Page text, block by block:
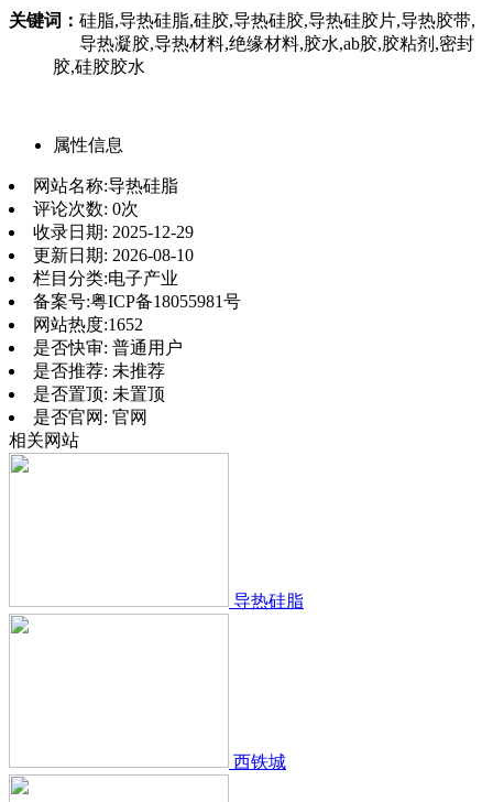
关键词： 硅脂,导热硅脂,硅胶,导热硅胶,导热硅胶片,导热胶带,
导热凝胶,导热材料,绝缘材料,胶水,ab胶,胶粘剂,密封
胶,硅胶胶水
属性信息
网站名称:导热硅脂
评论次数: 0次
收录日期: 2025-12-29
更新日期: 2026-08-10
栏目分类:电子产业
备案号:粤ICP备18055981号
网站热度:1652
是否快审: 普通用户
是否推荐: 未推荐
是否置顶: 未置顶
是否官网: 官网
相关网站
导热硅脂
西铁城